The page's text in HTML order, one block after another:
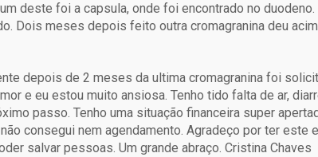
deste foi a capsula, onde foi encontrado no
Dois meses depois feito outra cromagranina deu
depois de 2 meses da ultima cromagranina foi
e eu estou muito ansiosa. Tenho tido falta de ar,
passo. Tenho uma situação financeira super
consegui nem agendamento. Agradeço por ter este
salvar pessoas. Um grande abraço. Cristina Chaves